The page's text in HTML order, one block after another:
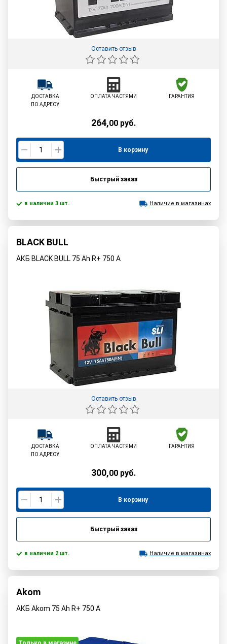
Оставить отзыв
ДОСТАВКА
ПО АДРЕСУ
ОПЛАТА ЧАСТЯМИ ГАРАНТИЯ
264,00 руб.
В корзину
Быстрый заказ
в наличии 3 шт. Наличие в магазинах
BLACK BULL
АКБ BLACK BULL 75 Ah R+ 750 A
Оставить отзыв
ДОСТАВКА
ПО АДРЕСУ
ОПЛАТА ЧАСТЯМИ ГАРАНТИЯ
300,00 руб.
В корзину
Быстрый заказ
в наличии 2 шт. Наличие в магазинах
Akom
АКБ Akom 75 Ah R+ 750 A